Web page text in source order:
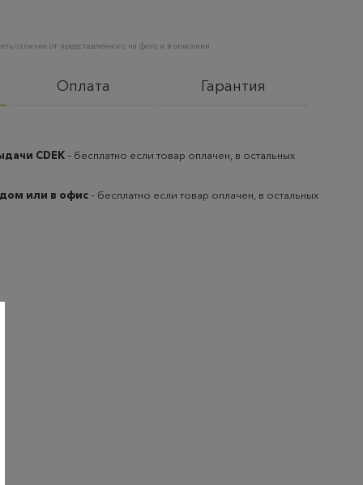
отличие от представленного на фото и в описании
Оплата Гарантия
CDEK– бесплатно если товар оплачен, в остальных
дом или в офис– бесплатно если товар оплачен, в остальных